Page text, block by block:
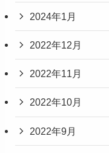
2024年1月
2022年12月
2022年11月
2022年10月
2022年9月